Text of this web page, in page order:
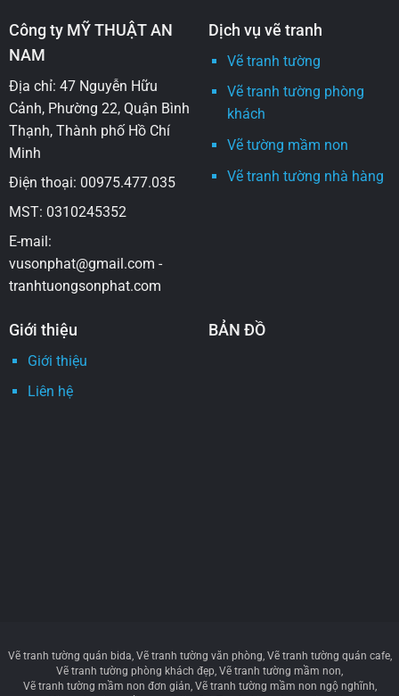
Công ty MỸ THUẬT AN
NAM
Địa chỉ: 47 Nguyễn Hữu
Cảnh, Phường 22, Quận Bình
Thạnh, Thành phố Hồ Chí
Minh
Điện thoại: 00975.477.035
MST: 0310245352
E-mail:
vusonphat@gmail.com -
tranhtuongsonphat.com
Dịch vụ vẽ tranh
Vẽ tranh tường
Vẽ tranh tường phòng
khách
Vẽ tường mầm non
Vẽ tranh tường nhà hàng
Giới thiệu
Giới thiệu
Liên hệ
BẢN ĐỒ
Vẽ tranh tường quán bida Vẽ tranh tường văn phòng Vẽ tranh tường quán cafe
Vẽ tranh tường phòng khách đẹp Vẽ tranh tường mầm non
Vẽ tranh tường mầm non đơn giản Vẽ tranh tường mầm non ngộ nghĩnh